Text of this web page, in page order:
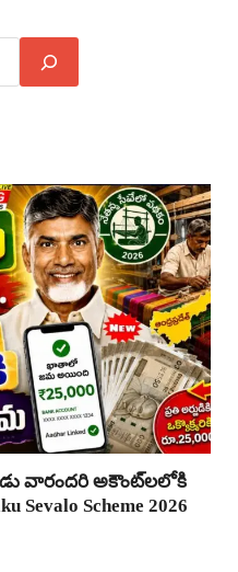
వారందరి అకౌంట్‌లలోకి
Sevalo Scheme 2026